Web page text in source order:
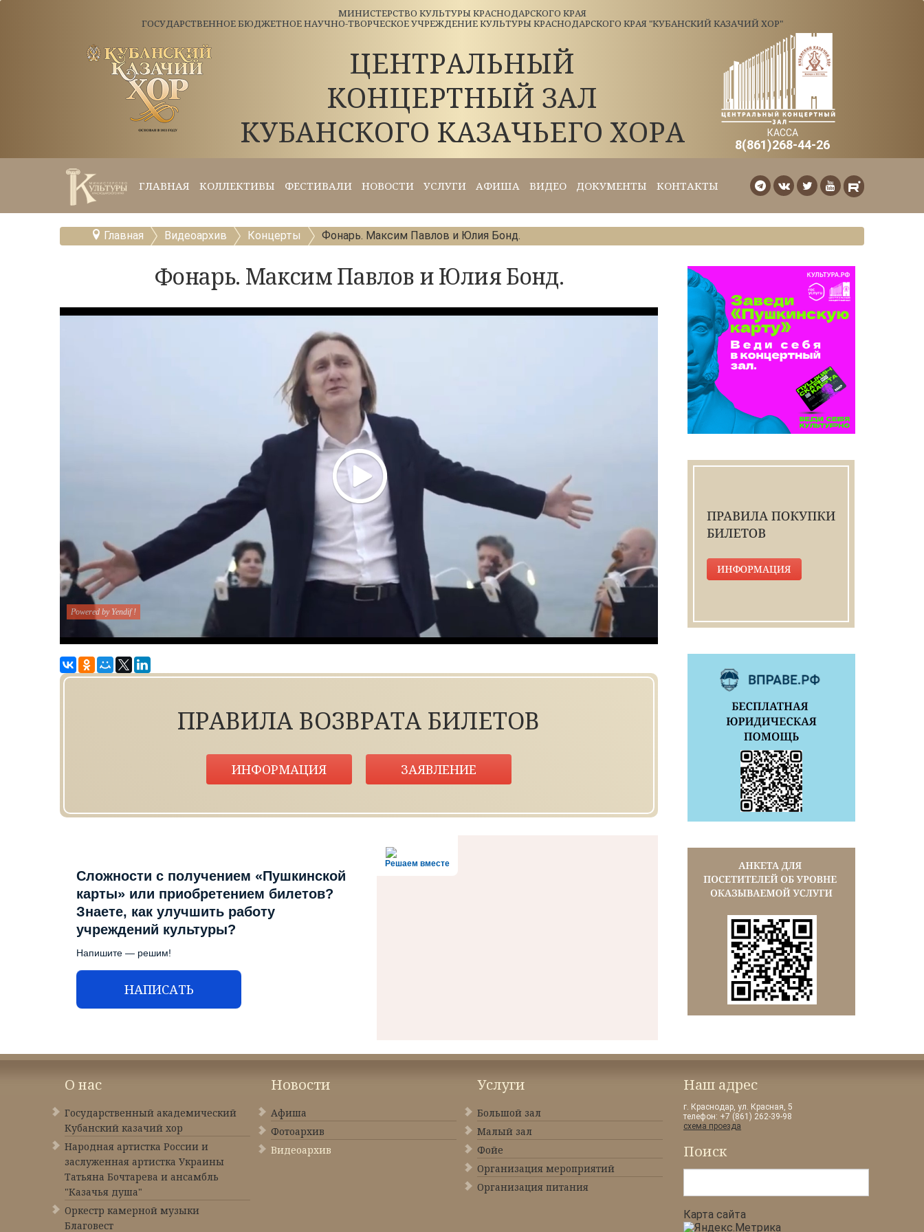
МИНИСТЕРСТВО КУЛЬТУРЫ КРАСНОДАРСКОГО КРАЯ
ГОСУДАРСТВЕННОЕ БЮДЖЕТНОЕ НАУЧНО-ТВОРЧЕСКОЕ УЧРЕЖДЕНИЕ КУЛЬТУРЫ КРАСНОДАРСКОГО КРАЯ "КУБАНСКИЙ КАЗАЧИЙ ХОР"
ЦЕНТРАЛЬНЫЙ
КОНЦЕРТНЫЙ ЗАЛ
КУБАНСКОГО КАЗАЧЬЕГО ХОРА
КАССА
8(861)268-44-26
ГЛАВНАЯ КОЛЛЕКТИВЫ ФЕСТИВАЛИ НОВОСТИ УСЛУГИ АФИША ВИДЕО ДОКУМЕНТЫ КОНТАКТЫ
Главная Видеоархив Концерты Фонарь. Максим Павлов и Юлия Бонд.
Фонарь. Максим Павлов и Юлия Бонд.
Powered by Yendif !
ПРАВИЛА ВОЗВРАТА БИЛЕТОВ
ИНФОРМАЦИЯ ЗАЯВЛЕНИЕ
Решаем вместе
Сложности с получением «Пушкинской
карты» или приобретением билетов?
Знаете, как улучшить работу
учреждений культуры?
Напишите — решим!
НАПИСАТЬ
О нас
Государственный академический
Кубанский казачий хор
Народная артистка России и
заслуженная артистка Украины
Татьяна Бочтарева и ансамбль
"Казачья душа"
Оркестр камерной музыки
Благовест
Новости
Афиша
Фотоархив
Видеоархив
Услуги
Большой зал
Малый зал
Фойе
Организация мероприятий
Организация питания
Наш адрес
г. Краснодар, ул. Красная, 5
телефон: +7 (861) 262-39-98
схема проезда
Поиск
Карта сайта